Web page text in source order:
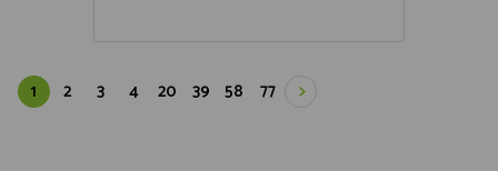
1 2 3 4 20 39 58 77